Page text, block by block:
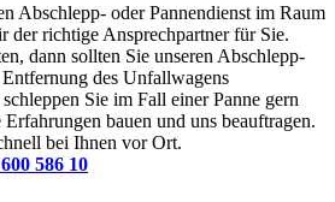
Abschlepp- oder Pannendienst im Raum
der richtige Ansprechpartner für Sie.
dann sollten Sie unseren Abschlepp-
des Unfallwagens
Sie im Fall einer Panne gern
bauen und uns beauftragen.
bei Ihnen vor Ort.
586 10